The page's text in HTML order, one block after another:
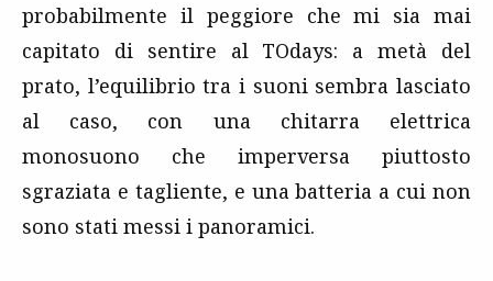
probabilmente il peggiore che mi sia mai
capitato di sentire al TOdays: a metà del
prato, l’equilibrio tra i suoni sembra lasciato
al caso, con una chitarra elettrica
monosuono che imperversa piuttosto
sgraziata e tagliente, e una batteria a cui non
sono stati messi i panoramici.